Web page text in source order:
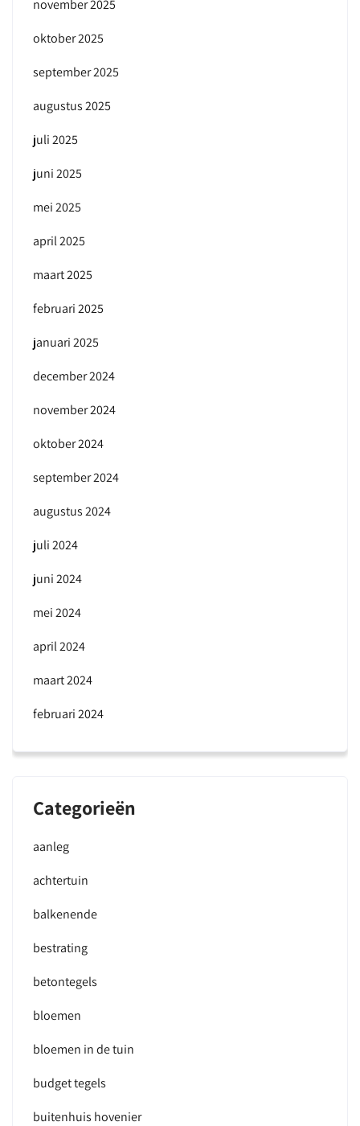
november 2025
oktober 2025
september 2025
augustus 2025
juli 2025
juni 2025
mei 2025
april 2025
maart 2025
februari 2025
januari 2025
december 2024
november 2024
oktober 2024
september 2024
augustus 2024
juli 2024
juni 2024
mei 2024
april 2024
maart 2024
februari 2024
Categorieën
aanleg
achtertuin
balkenende
bestrating
betontegels
bloemen
bloemen in de tuin
budget tegels
buitenhuis hovenier